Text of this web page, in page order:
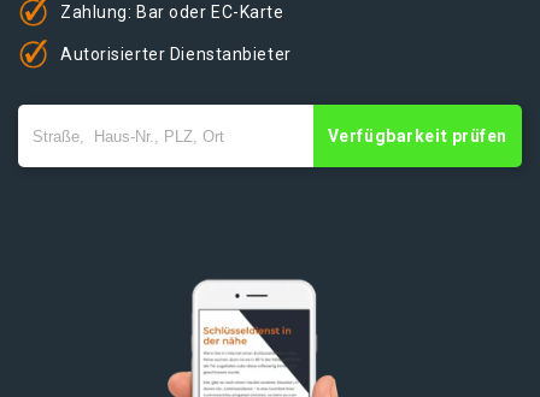
Zahlung: Bar oder EC-Karte
Autorisierter Dienstanbieter
Verfügbarkeit prüfen